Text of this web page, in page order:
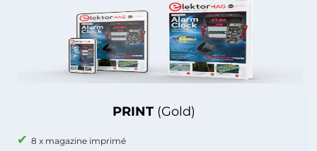
PRINT (Gold)
8 x magazine imprimé